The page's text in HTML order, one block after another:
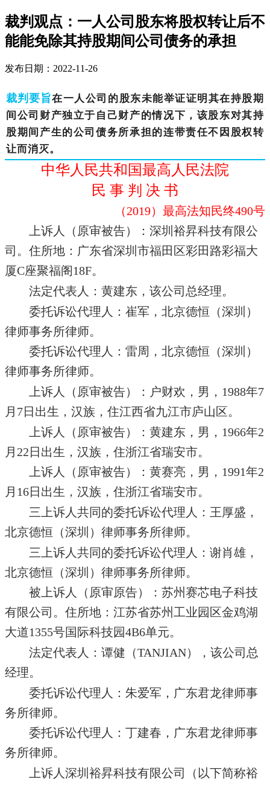
裁判观点：一人公司股东将股权转让后不
能能免除其持股期间公司债务的承担
发布日期：2022-11-26
裁判要旨在一人公司的股东未能举证证明其在持股期
间公司财产独立于自己财产的情况下，该股东对其持
股期间产生的公司债务所承担的连带责任不因股权转
让而消灭。
中华人民共和国最高人民法院
民 事 判 决 书
（2019）最高法知民终490号
上诉人（原审被告）：深圳裕昇科技有限公
司。住所地：广东省深圳市福田区彩田路彩福大
厦C座聚福阁18F。
法定代表人：黄建东，该公司总经理。
委托诉讼代理人：崔军，北京德恒（深圳）
律师事务所律师。
委托诉讼代理人：雷周，北京德恒（深圳）
律师事务所律师。
上诉人（原审被告）：户财欢，男，1988年7
月7日出生，汉族，住江西省九江市庐山区。
上诉人（原审被告）：黄建东，男，1966年2
月22日出生，汉族，住浙江省瑞安市。
上诉人（原审被告）：黄赛亮，男，1991年2
月16日出生，汉族，住浙江省瑞安市。
三上诉人共同的委托诉讼代理人：王厚盛，
北京德恒（深圳）律师事务所律师。
三上诉人共同的委托诉讼代理人：谢肖雄，
北京德恒（深圳）律师事务所律师。
被上诉人（原审原告）：苏州赛芯电子科技
有限公司。住所地：江苏省苏州工业园区金鸡湖
大道1355号国际科技园4B6单元。
法定代表人：谭健（TANJIAN），该公司总
经理。
委托诉讼代理人：朱爱军，广东君龙律师事
务所律师。
委托诉讼代理人：丁建春，广东君龙律师事
务所律师。
上诉人深圳裕昇科技有限公司（以下简称裕